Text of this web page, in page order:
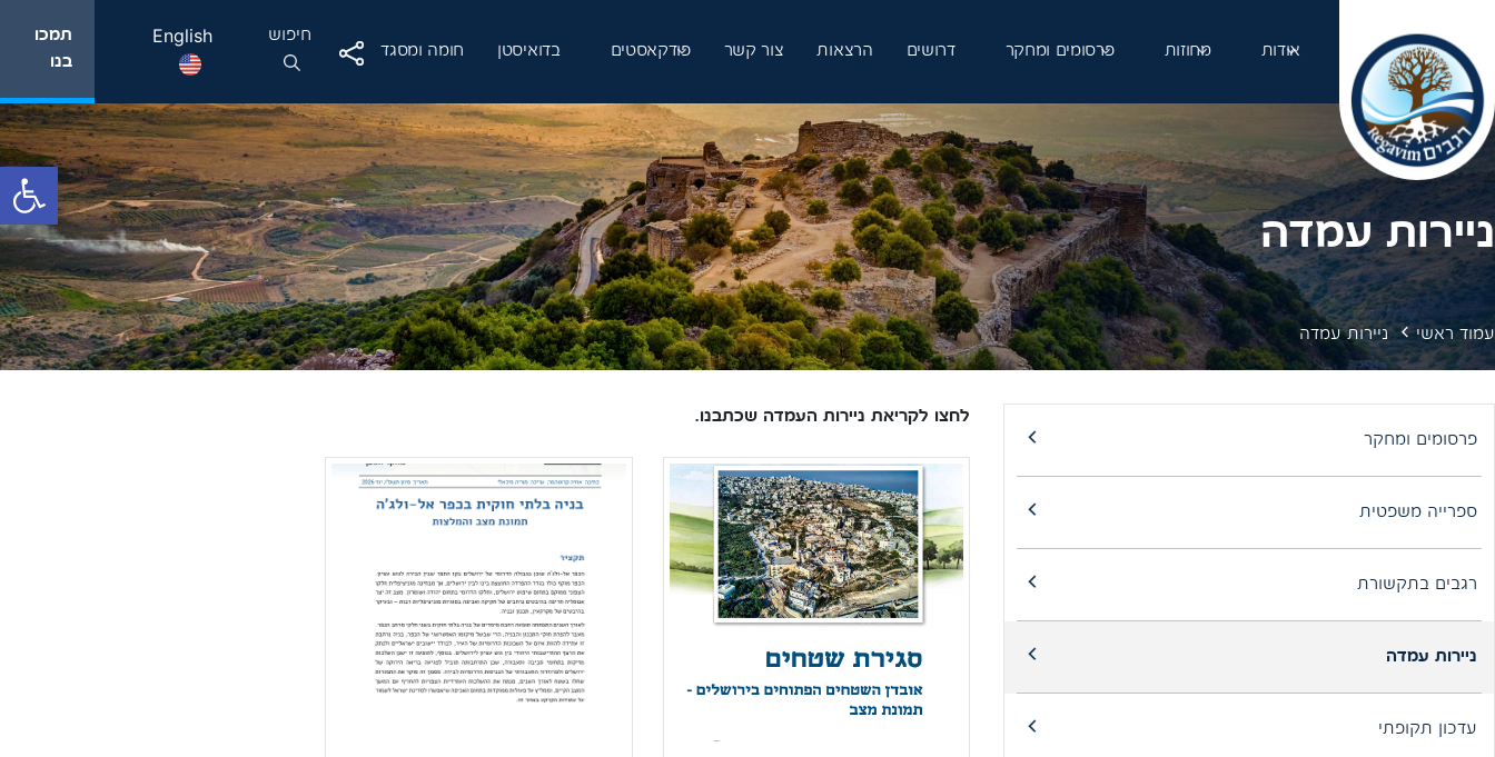
content
אודות מחוזות פרסומים ומחקר דרושים הרצאות צור קשר פודקאסטים בדואיסטן חומה ומסגד
חיפוש English
תמכו
בנו
ניירות עמדה
עמוד ראשי ניירות עמדה
פרסומים ומחקר
ספרייה משפטית
רגבים בתקשורת
ניירות עמדה
עדכון תקופתי
לחצו לקריאת ניירות העמדה שכתבנו.